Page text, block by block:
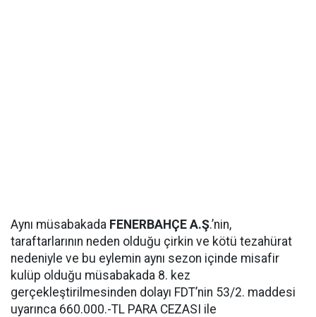
Aynı müsabakada FENERBAHÇE A.Ş.’nin,
taraftarlarının neden olduğu çirkin ve kötü tezahürat
nedeniyle ve bu eylemin aynı sezon içinde misafir
kulüp olduğu müsabakada 8. kez
gerçekleştirilmesinden dolayı FDT’nin 53/2. maddesi
uyarınca 660.000.-TL PARA CEZASI ile